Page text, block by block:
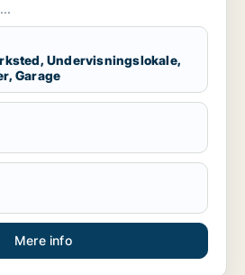
Undervisningslokale,
Garage
Mere info